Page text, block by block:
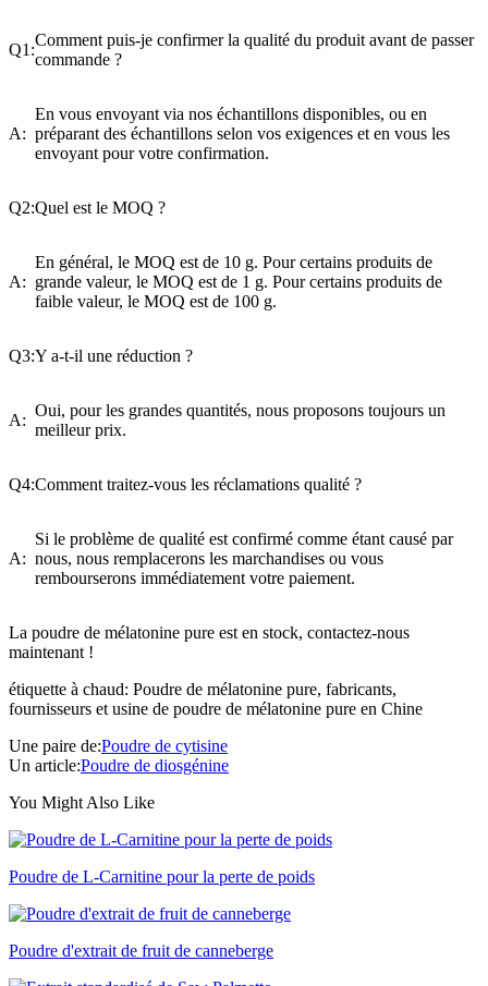
Q1:
Comment puis-je confirmer la qualité du produit avant de passer
commande ?
A:
En vous envoyant via nos échantillons disponibles, ou en
préparant des échantillons selon vos exigences et en vous les
envoyant pour votre confirmation.
Q2:Quel est le MOQ ?
A:
En général, le MOQ est de 10 g. Pour certains produits de
grande valeur, le MOQ est de 1 g. Pour certains produits de
faible valeur, le MOQ est de 100 g.
Q3:Y a-t-il une réduction ?
A:
Oui, pour les grandes quantités, nous proposons toujours un
meilleur prix.
Q4:Comment traitez-vous les réclamations qualité ?
A:
Si le problème de qualité est confirmé comme étant causé par
nous, nous remplacerons les marchandises ou vous
rembourserons immédiatement votre paiement.
La poudre de mélatonine pure est en stock, contactez-nous
maintenant !
étiquette à chaud: Poudre de mélatonine pure, fabricants,
fournisseurs et usine de poudre de mélatonine pure en Chine
Une paire de:Poudre de cytisine
Un article:Poudre de diosgénine
You Might Also Like
Poudre de L-Carnitine pour la perte de poids
Poudre d'extrait de fruit de canneberge